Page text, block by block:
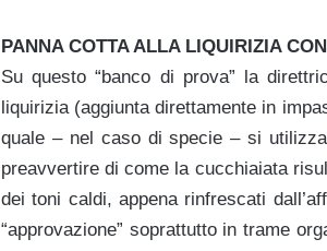
PANNA COTTA ALLA LIQUIRIZIA
Su questo “banco di prova” la
liquirizia (aggiunta direttamente in
quale – nel caso di specie – si
preavvertire di come la cucchiaiata
dei toni caldi, appena rinfrescati
“approvazione” soprattutto in trame